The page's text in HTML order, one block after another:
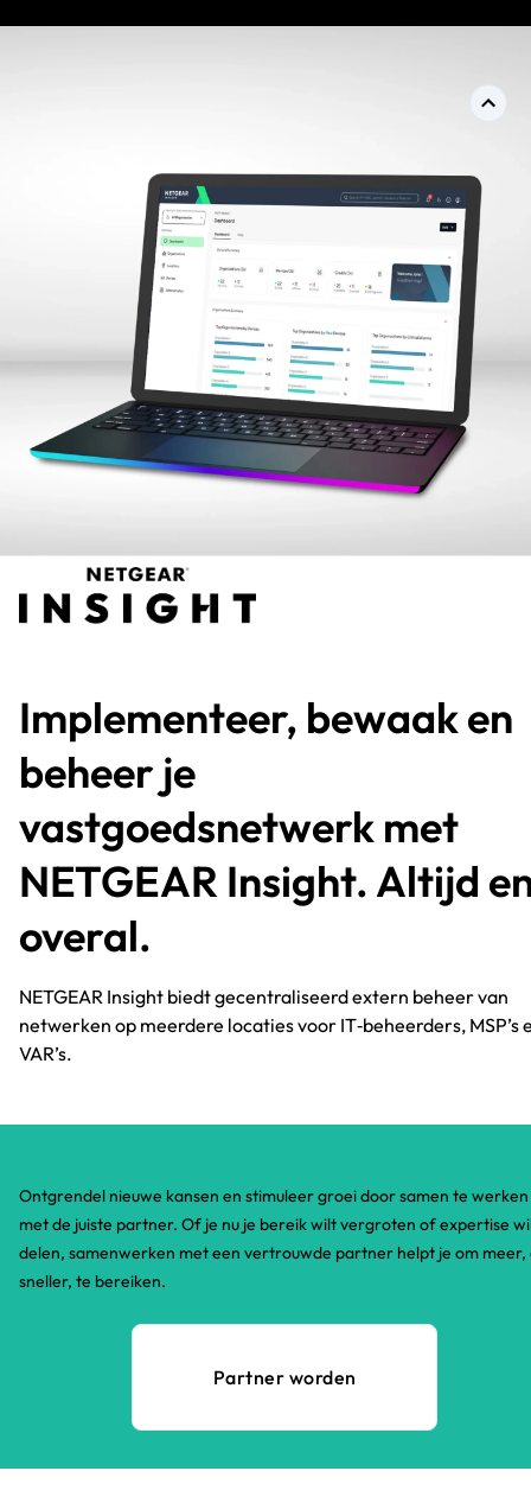
Implementeer, bewaak en
beheer je
vastgoedsnetwerk met
NETGEAR Insight. Altijd
overal.​
NETGEAR Insight biedt gecentraliseerd extern beheer van
netwerken op meerdere locaties voor IT‑beheerders, MSP’s
VAR’s.
Ontgrendel nieuwe kansen en stimuleer groei door samen te werken
met de juiste partner. Of je nu je bereik wilt vergroten of expertise
delen, samenwerken met een vertrouwde partner helpt je om meer,
sneller, te bereiken.​
Partner worden